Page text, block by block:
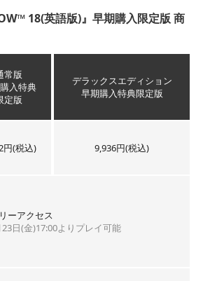
18(英語版)』早期購入限定版 商
常版
入特典
定版
デラックスエディション
早期購入特典限定版
円(税込) 9,936円(税込)
ーアクセス
日(金)17:00よりプレイ可能